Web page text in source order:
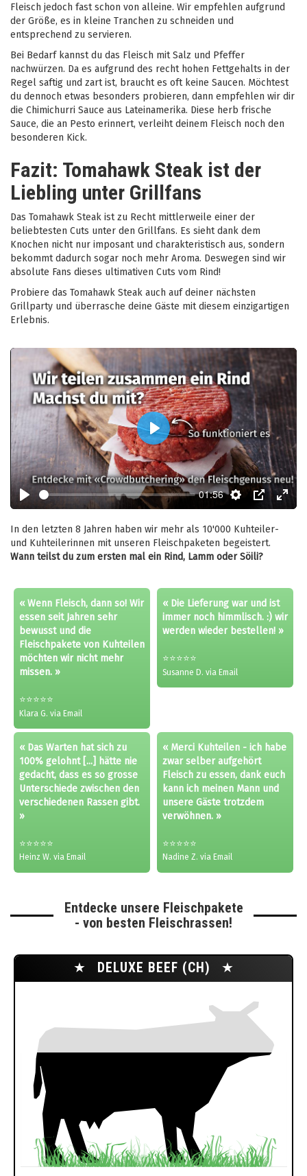
Fleisch jedoch fast schon von alleine. Wir empfehlen aufgrund
der Größe, es in kleine Tranchen zu schneiden und
entsprechend zu servieren.
Bei Bedarf kannst du das Fleisch mit Salz und Pfeffer
nachwürzen. Da es aufgrund des recht hohen Fettgehalts in der
Regel saftig und zart ist, braucht es oft keine Saucen. Möchtest
du dennoch etwas besonders probieren, dann empfehlen wir dir
die Chimichurri Sauce aus Lateinamerika. Diese herb frische
Sauce, die an Pesto erinnert, verleiht deinem Fleisch noch den
besonderen Kick.
Fazit: Tomahawk Steak ist der
Liebling unter Grillfans
Das Tomahawk Steak ist zu Recht mittlerweile einer der
beliebtesten Cuts unter den Grillfans. Es sieht dank dem
Knochen nicht nur imposant und charakteristisch aus, sondern
bekommt dadurch sogar noch mehr Aroma. Deswegen sind wir
absolute Fans dieses ultimativen Cuts vom Rind!
Probiere das Tomahawk Steak auch auf deiner nächsten
Grillparty und überrasche deine Gäste mit diesem einzigartigen
Erlebnis.
Play
01:56
Settings
PIP Enter
Play
In den letzten 8 Jahren haben wir mehr als 10'000 Kuhteiler-
und Kuhteilerinnen mit unseren Fleischpaketen begeistert.
Wann teilst du zum ersten mal ein Rind, Lamm oder Söili?
« Wenn Fleisch, dann so! Wir
essen seit Jahren sehr
bewusst und die
Fleischpakete von Kuhteilen
möchten wir nicht mehr
missen. »
⭐⭐⭐⭐⭐
Klara G. via Email
« Die Lieferung war und ist
immer noch himmlisch. :) wir
werden wieder bestellen! »
⭐⭐⭐⭐⭐
Susanne D. via Email
« Das Warten hat sich zu
100% gelohnt [...] hätte nie
gedacht, dass es so grosse
Unterschiede zwischen den
verschiedenen Rassen gibt.
»
⭐⭐⭐⭐⭐
Heinz W. via Email
« Merci Kuhteilen - ich habe
zwar selber aufgehört
Fleisch zu essen, dank euch
kann ich meinen Mann und
unsere Gäste trotzdem
verwöhnen. »
⭐⭐⭐⭐⭐
Nadine Z. via Email
Entdecke unsere Fleischpakete
- von besten Fleischrassen!
★ DELUXE BEEF (CH) ★